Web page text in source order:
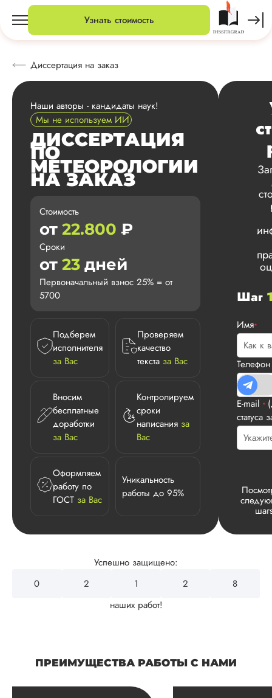
Узнать стоимость
Диссертация на заказ
Наши авторы - кандидаты наук!
Мы не используем ИИ
ДИССЕРТАЦИЯ
ПО
МЕТЕОРОЛОГИИ
НА ЗАКАЗ
Стоимость
от 22.800 ₽
Сроки
от 23 дней
Первоначальный взнос 25% = от
5700
Подберем
исполнителя
за Вас
Проверяем
качество
текста за Вас
Вносим
бесплатные
доработки
за Вас
Контролируем
сроки
написания за
Вас
Оформляем
работу по
ГОСТ за Вас
Уникальность
работы до 95%
Шаг
Имя*
E-mail *
статуса
Успешно защищено:
2
3
4
2
0
наших работ!
ПРЕИМУЩЕСТВА РАБОТЫ С НАМИ